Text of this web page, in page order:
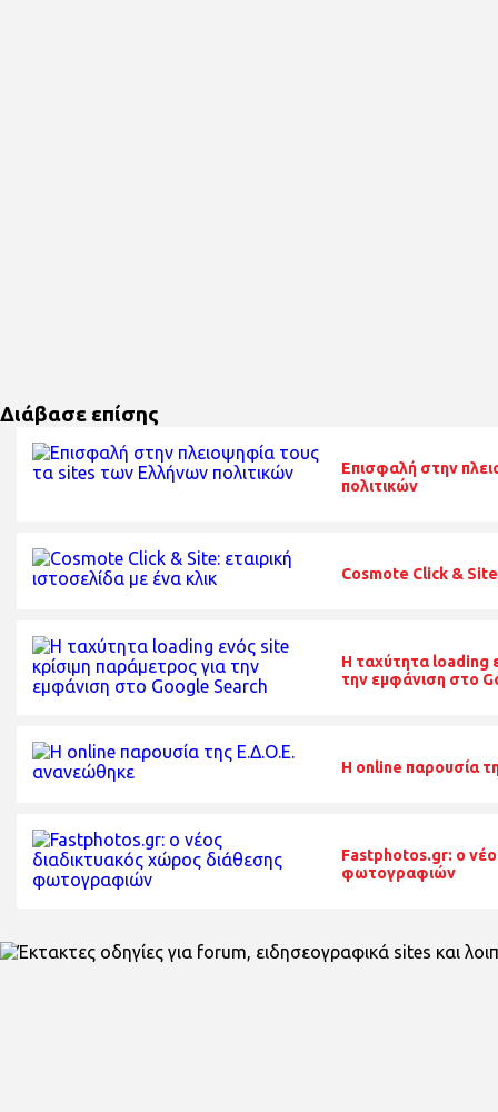
Διάβασε επίσης
Επισφαλή στην
πολιτικών
Cosmote Click &
Η ταχύτητα loading
την εμφάνιση στο
H online παρουσία
Fastphotos.gr: ο
φωτογραφιών